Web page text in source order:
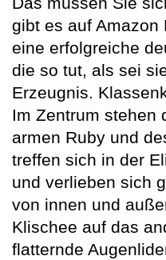
gibt es auf Amazon
eine erfolgreiche
die so tut, als sei
Erzeugnis.
Im Zentrum stehen
armen Ruby und
treffen sich in der
und verlieben sich
von innen und
Klischee auf das
flatternde